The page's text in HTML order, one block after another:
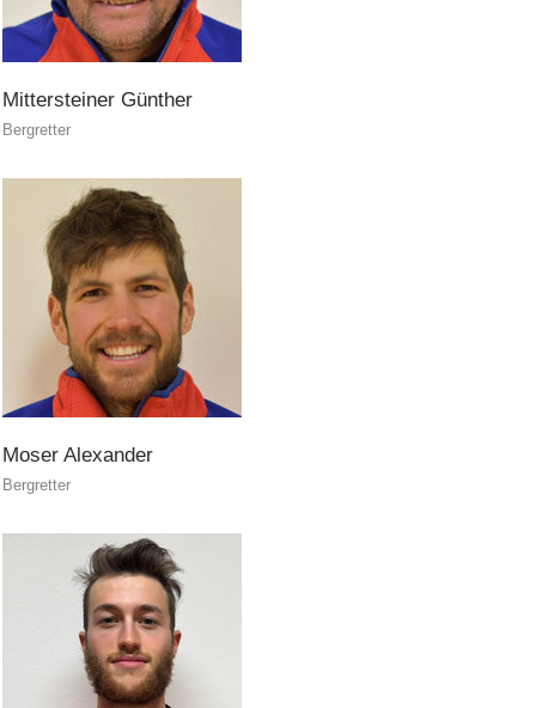
ITAT 4187
ITAT 3023 - START
Mittersteiner Günther
Bergretter
Moser Alexander
Bergretter